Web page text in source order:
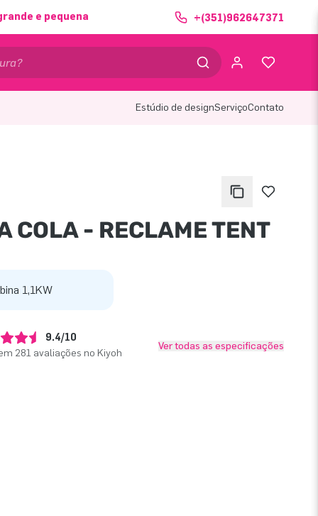
e pequena +(351)962647371
Estúdio de designServiçoContato
COLA - RECLAME TENT
1,1KW
9.4/10
281 avaliações no Kiyoh
Ver todas as especificações